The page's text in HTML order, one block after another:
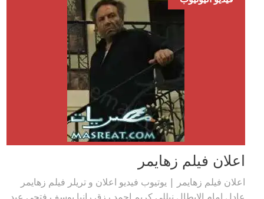
اعلان فيلم زهايمر
اعلان فيلم زهايمر | يوتيوب فيديو اعلان و تريلر فيلم زهايمر